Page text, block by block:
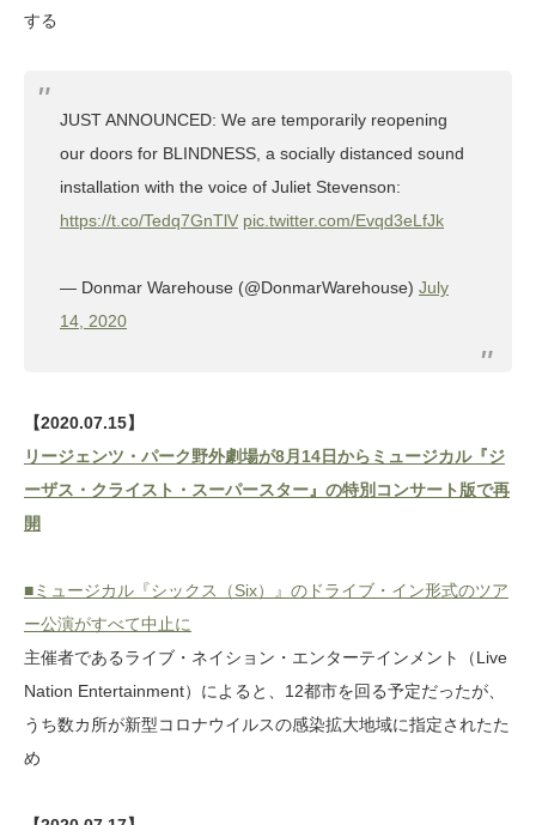
する
JUST ANNOUNCED: We are temporarily reopening
our doors for BLINDNESS, a socially distanced sound
installation with the voice of Juliet Stevenson:
https://t.co/Tedq7GnTlV pic.twitter.com/Evqd3eLfJk
— Donmar Warehouse (@DonmarWarehouse) July
14, 2020
【2020.07.15】
リージェンツ・パーク野外劇場が8月14日からミュージカル『ジ
ーザス・クライスト・スーパースター』の特別コンサート版で再
開
■ミュージカル『シックス（Six）』のドライブ・イン形式のツア
ー公演がすべて中止に
主催者であるライブ・ネイション・エンターテインメント（Live
Nation Entertainment）によると、12都市を回る予定だったが、
うち数カ所が新型コロナウイルスの感染拡大地域に指定されたた
め